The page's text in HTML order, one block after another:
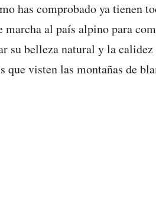
has comprobado ya tienen
marcha al país alpino para
su belleza natural y la calidez
que visten las montañas de